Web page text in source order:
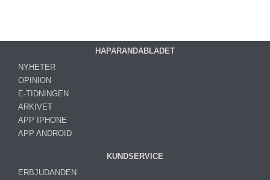
HAPARANDABLADET
NYHETER
OPINION
E-TIDNINGEN
ARKIVET
APP IPHONE
APP ANDROID
KUNDSERVICE
ERBJUDANDEN